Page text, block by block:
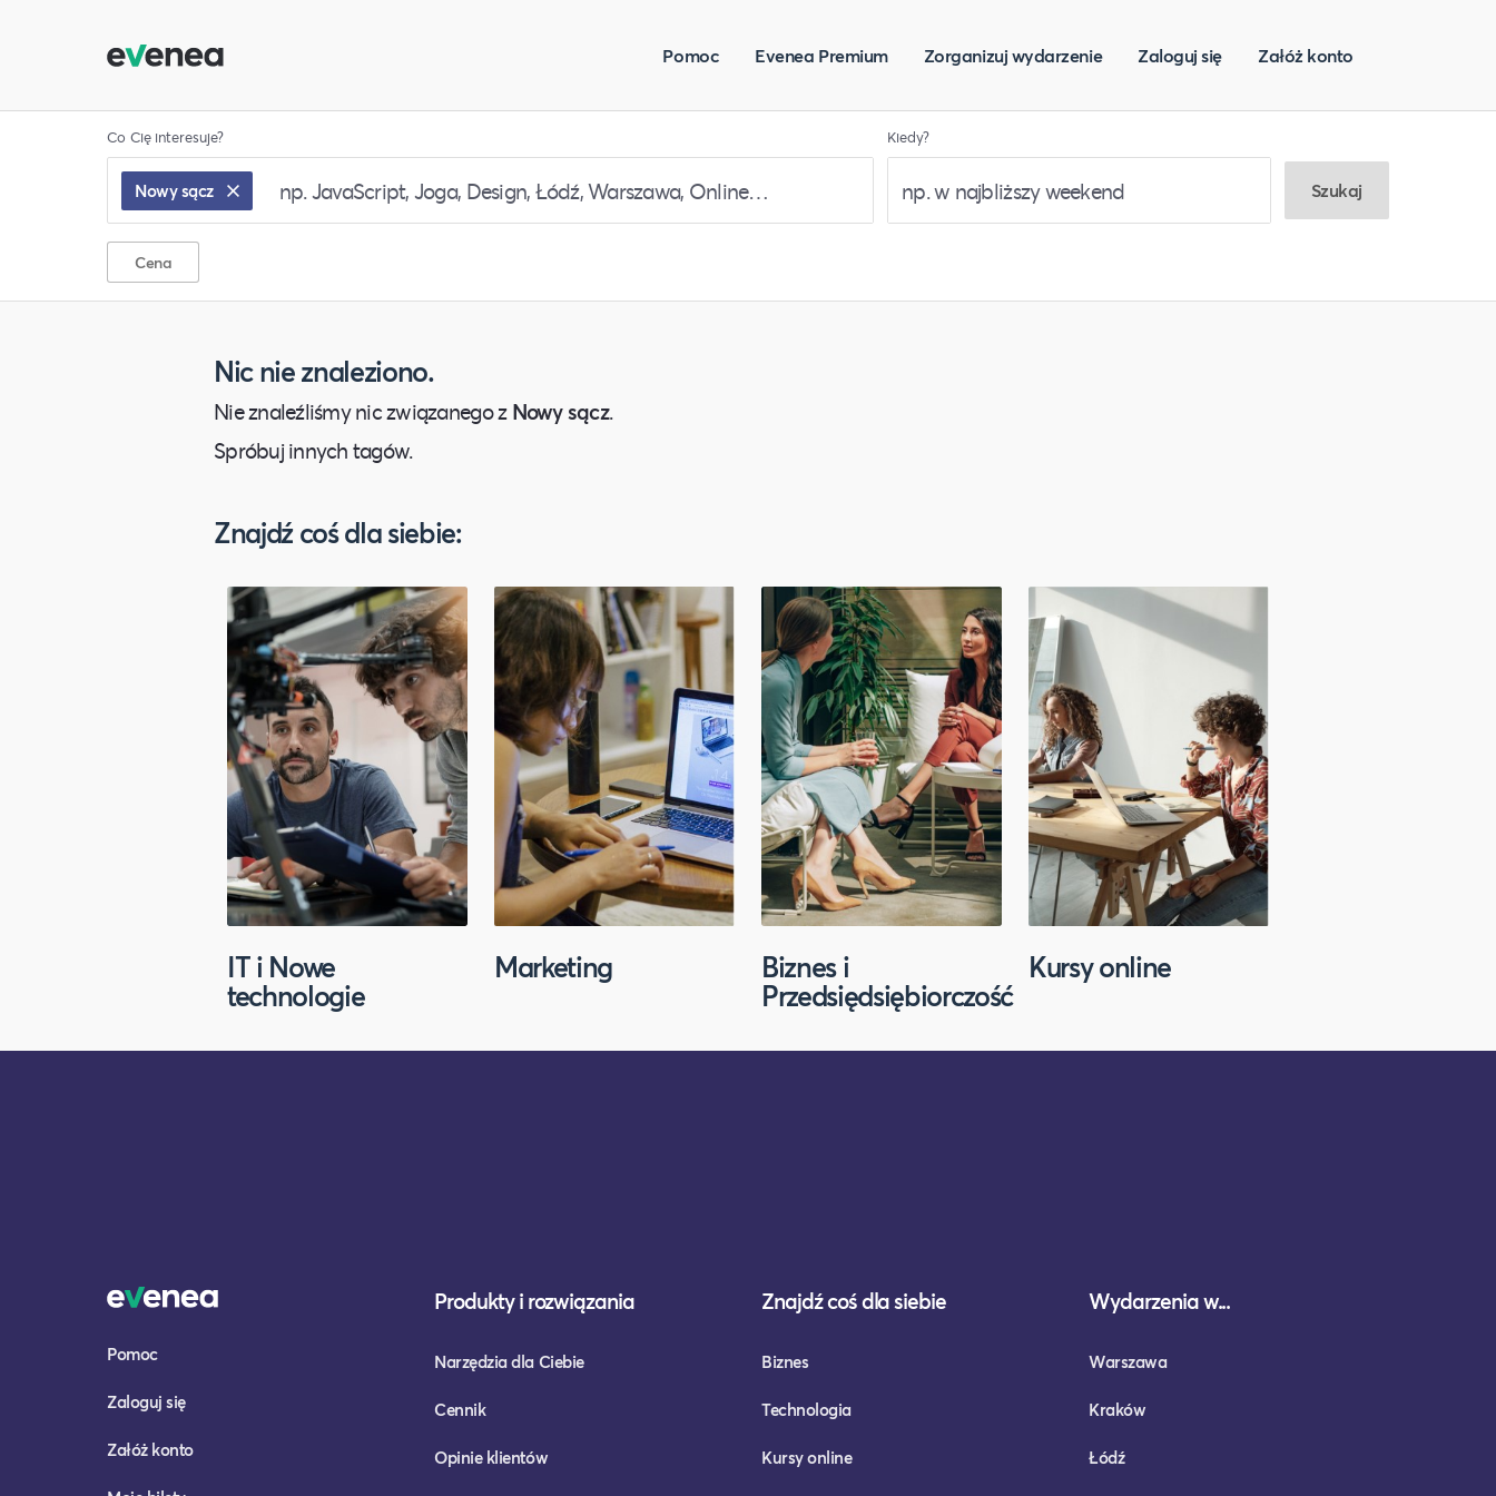
Pomoc Evenea Premium Zorganizuj wydarzenie Zaloguj się Załóż konto
Co Cię interesuje?
Nowy sącz
Kiedy?
Szukaj
Cena
Nic nie znaleziono.
Nie znaleźliśmy nic związanego z Nowy sącz.
Spróbuj innych tagów.
Znajdź coś dla siebie:
IT i Nowe
technologie
Marketing Biznes i
Przedsiędsiębiorczość
Kursy online
Pomoc
Zaloguj się
Załóż konto
Produkty i rozwiązania
Narzędzia dla Ciebie
Cennik
Opinie klientów
Znajdź coś dla siebie
Biznes
Technologia
Kursy online
Wydarzenia w...
Warszawa
Kraków
Łódź